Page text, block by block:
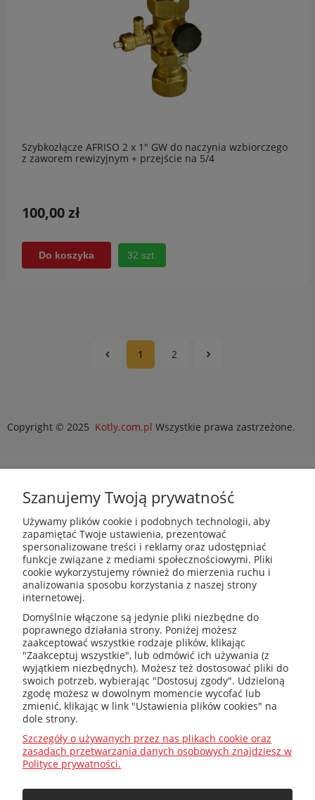
Szybkozłącze AFRISO 2 x 1" GW do naczynia wzbiorczego
z zaworem rewizyjnym + przejście na 5/4
100,00 zł
Do koszyka 32 szt.
1 2
Copyright © 2025 Kotly.com.pl Wszystkie prawa zastrzeżone.
ul. Rudzka 107, 47-400
Racibórz
kotly@kotly.com.pl
+48 32 419 01 20
Szanujemy Twoją prywatność
Używamy plików cookie i podobnych technologii, aby
zapamiętać Twoje ustawienia, prezentować
spersonalizowane treści i reklamy oraz udostępniać
funkcje związane z mediami społecznościowymi. Pliki
cookie wykorzystujemy również do mierzenia ruchu i
analizowania sposobu korzystania z naszej strony
internetowej.
Domyślnie włączone są jedynie pliki niezbędne do
poprawnego działania strony. Poniżej możesz
zaakceptować wszystkie rodzaje plików, klikając
"Zaakceptuj wszystkie", lub odmówić ich używania (z
wyjątkiem niezbędnych). Możesz też dostosować pliki do
swoich potrzeb, wybierając "Dostosuj zgody". Udzieloną
zgodę możesz w dowolnym momencie wycofać lub
zmienić, klikając w link "Ustawienia plików cookies" na
dole strony.
Szczegóły o używanych przez nas plikach cookie oraz
zasadach przetwarzania danych osobowych znajdziesz w
Polityce prywatności.